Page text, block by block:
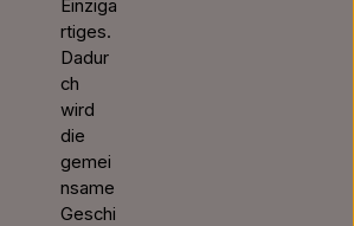
Einziga
rtiges.
Dadur
ch
wird
die
gemei
nsame
Geschi